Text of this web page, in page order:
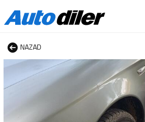
NAZAD